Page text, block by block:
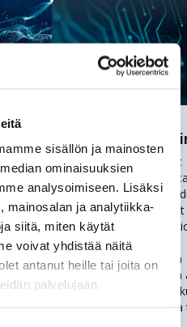
sisällön ja mainosten
ominaisuuksien
analysoimiseen. Lisäksi
mainosalan ja analytiikka-
siitä, miten käytät
voivat yhdistää näitä
antanut heille tai joita on
palvelujaan.
Tietojen
Kytkeytymättömät
järjestelmät
kaikkea. LeverX
sovellukset,
lähteet, minkä
saavat käyttöönsä
johdonmukaista ja
ajantasaista tietoa
tarvittaessa -
pysyvät sujuvina